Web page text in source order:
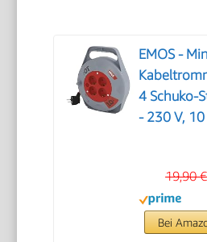
EMOS -
4 Schuko-
- 230 V,
F3G 1,0
für Innen
19,90 €
Bei